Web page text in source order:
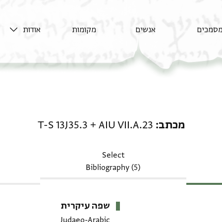
מסמכים אנשים מקומות אודות
מכתב AIU VII.A.23
+
T-S 13J35.3
Select
Bibliography (5)
שפה עיקרית